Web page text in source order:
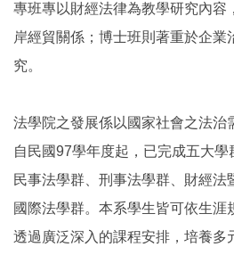
專班專以財經法律為教學研究內容
岸經貿關係；博士班則著重於企業
究。
法學院之發展係以國家社會之法治
自民國97學年度起，已完成五大學
民事法學群、刑事法學群、財經法
國際法學群。本系學生皆可依生涯
透過廣泛深入的課程安排，培養多